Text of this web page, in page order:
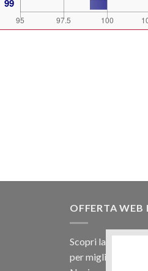
OFFERTA WEB
Scopri la nostra
per migliaia di